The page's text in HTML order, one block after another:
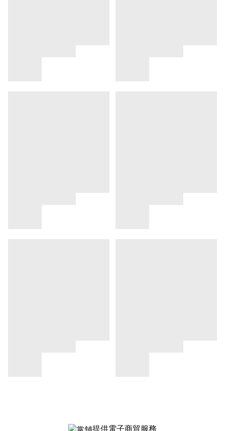
提供電子商貿服務